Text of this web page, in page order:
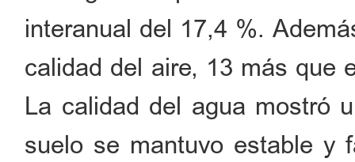
interanual del 17,4 %.
calidad del aire, 13 más que
La calidad del agua mostró
suelo se mantuvo estable y